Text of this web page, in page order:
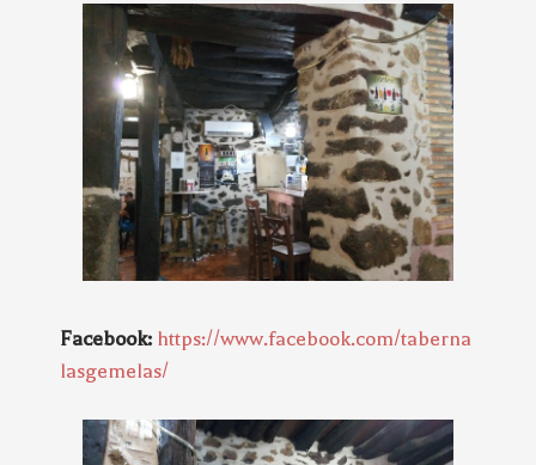
Facebook: https://www.facebook.com/taberna
lasgemelas/